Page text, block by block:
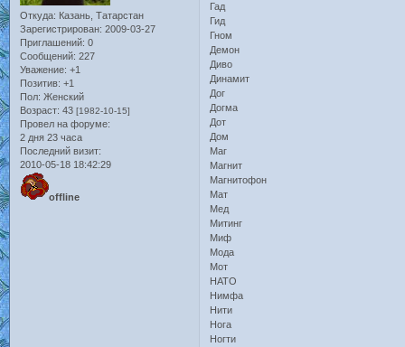
Откуда: Казань, Татарстан
Зарегистрирован: 2009-03-27
Приглашений: 0
Сообщений: 227
Уважение: +1
Позитив: +1
Пол: Женский
Возраст: 43 [1982-10-15]
Провел на форуме:
2 дня 23 часа
Последний визит:
2010-05-18 18:42:29
offline
Гад
Гид
Гном
Демон
Диво
Динамит
Дог
Догма
Дот
Дом
Маг
Магнит
Магнитофон
Мат
Мед
Митинг
Миф
Мода
Мот
НАТО
Нимфа
Нити
Нога
Ногти